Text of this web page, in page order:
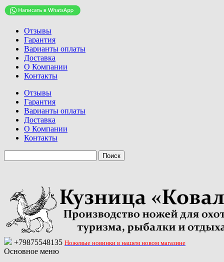
Отзывы
Гарантия
Варианты оплаты
Доставка
О Компании
Контакты
Отзывы
Гарантия
Варианты оплаты
Доставка
О Компании
Контакты
+79875548135 Ножевые новинки в нашем новом магазине
Основное меню